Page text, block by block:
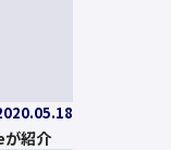
紹介